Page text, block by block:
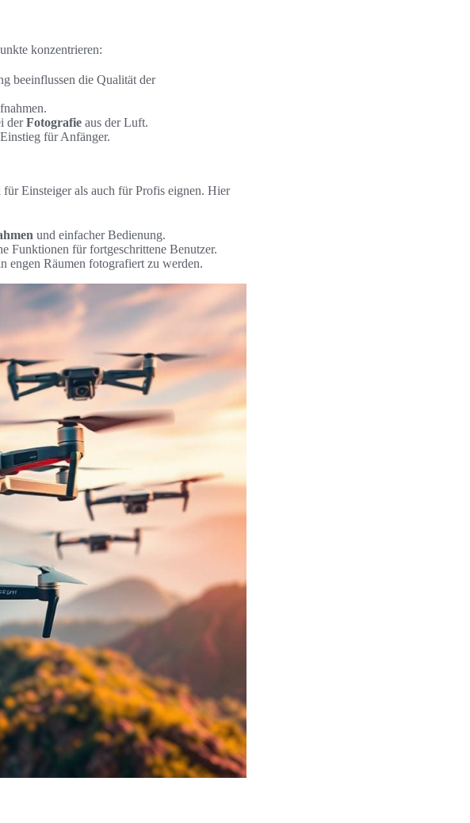
konzentrieren:
beeinflussen die Qualität der
derFotografie aus der Luft.
für Anfänger.
Einsteiger als auch für Profis eignen. Hier
und einfacher Bedienung.
Funktionen für fortgeschrittene Benutzer.
engen Räumen fotografiert zu werden.